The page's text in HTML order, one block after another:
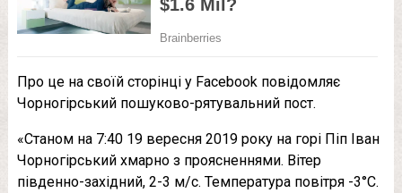
Про це на своїй сторінці у Facebook повідомляє
Чорногірський пошуково-рятувальний пост.
«Станом на 7:40 19 вересня 2019 року на горі Піп Іван
Чорногірський хмарно з проясненнями. Вітер
південно-західний, 2-3 м/с. Температура повітря -3°С.